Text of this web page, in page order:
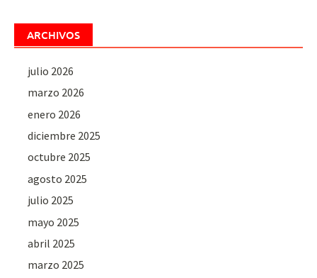
ARCHIVOS
julio 2026
marzo 2026
enero 2026
diciembre 2025
octubre 2025
agosto 2025
julio 2025
mayo 2025
abril 2025
marzo 2025